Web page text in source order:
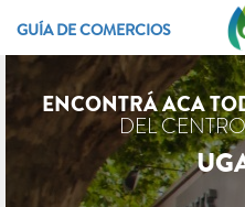
GUÍA DE COMERCIOS
ENCONTRÁ ACA
DEL